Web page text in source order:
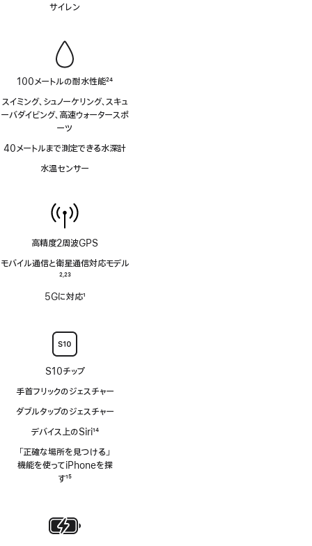
サイレン
100メートルの耐水性能
注
24
スイミング、シュノーケリング、スキュ
ーバダイビング、高速ウォータースポ
ーツ
40メートルまで測定できる水深計
水温センサー
高精度2周波GPS
モバイル通信と衛星通信対応モデル
2,23
5Gに対応1
S10チップ
手首フリックのジェスチャー
ダブルタップのジェスチャー
デバイス上のSiri
脚
注
14
「正確な場所を見つける」
機能を使ってiPhoneを探
す15